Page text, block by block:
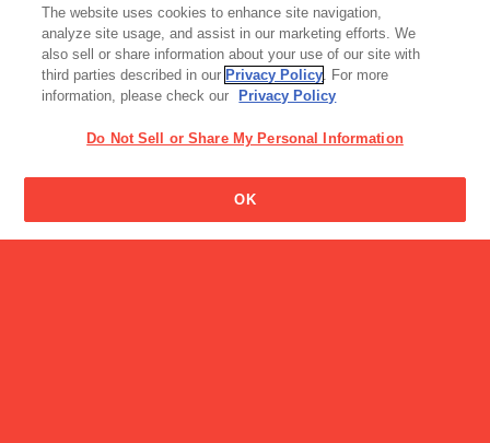
αGヘスペリジン通販サイト
チョコ好きな女性がつくっ
The website uses cookies to enhance site navigation,
analyze site usage, and assist in our marketing efforts. We
also sell or share information about your use of our site with
third parties described in our Privacy Policy. For more
information, please check our
Privacy Policy
Do Not Sell or Share My Personal Information
OK